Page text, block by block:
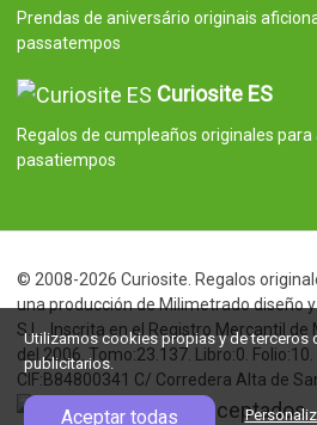
Prendas de aniversário originais
passatempos
Curiosite ES
Regalos de cumpleaños originales
pasatiempos
© 2008-2026 Curiosite. Regalos
una producción de Milimetrado diseño
S.L.. Inscrita en el Registro Mercantil
del 2006. Tomo:23.137. Libro:0.
CIF:B84800341 C/ Corredera Alta de
Utilizamos cookies propias y de terceros
publicitarios.
Aceptar todas